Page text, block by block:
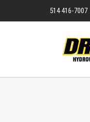
to
514 416-7007